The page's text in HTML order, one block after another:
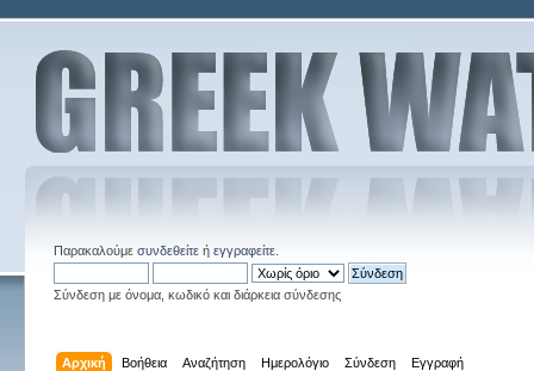
Παρακαλούμε συνδεθείτεή εγγραφείτε.
Σύνδεση με όνομα, κωδικό και διάρκεια σύνδεσης
Αρχική Βοήθεια Αναζήτηση Ημερολόγιο Σύνδεση Εγγραφή